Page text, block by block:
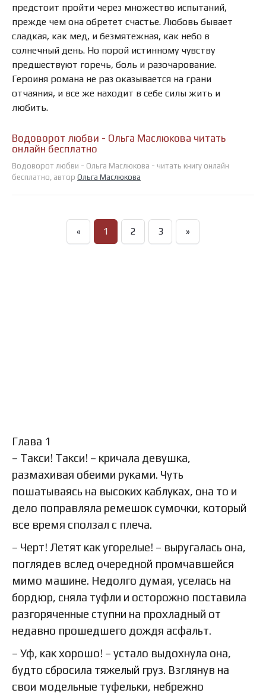
предстоит пройти через множество испытаний,
прежде чем она обретет счастье. Любовь бывает
сладкая, как мед, и безмятежная, как небо в
солнечный день. Но порой истинному чувству
предшествуют горечь, боль и разочарование.
Героиня романа не раз оказывается на грани
отчаяния, и все же находит в себе силы жить и
любить.
Водоворот любви - Ольга Маслюкова читать
онлайн бесплатно
Водоворот любви - Ольга Маслюкова - читать книгу онлайн
бесплатно, автор Ольга Маслюкова
« 1 2 3 »
Глава 1
– Такси! Такси! – кричала девушка,
размахивая обеими руками. Чуть
пошатываясь на высоких каблуках, она то и
дело поправляла ремешок сумочки, который
все время сползал с плеча.
– Черт! Летят как угорелые! – выругалась она,
поглядев вслед очередной промчавшейся
мимо машине. Недолго думая, уселась на
бордюр, сняла туфли и осторожно поставила
разгоряченные ступни на прохладный от
недавно прошедшего дождя асфальт.
– Уф, как хорошо! – устало выдохнула она,
будто сбросила тяжелый груз. Взглянув на
свои модельные туфельки, небрежно